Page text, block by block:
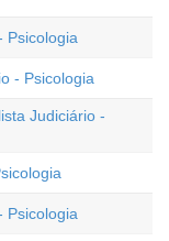
Psicologia
- Psicologia
Judiciário -
Psicologia